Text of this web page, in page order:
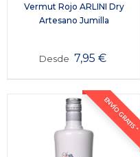
Vermut Rojo ARLINI Dry
Artesano Jumilla
Desde 7,95 €
ENVÍO GRATIS *